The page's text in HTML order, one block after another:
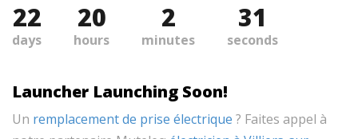
22
days
20
hours
2
minutes
31
seconds
Launcher Launching Soon!
Un remplacement de prise électrique ? Faites appel à